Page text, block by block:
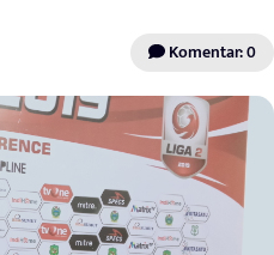
Komentar: 0